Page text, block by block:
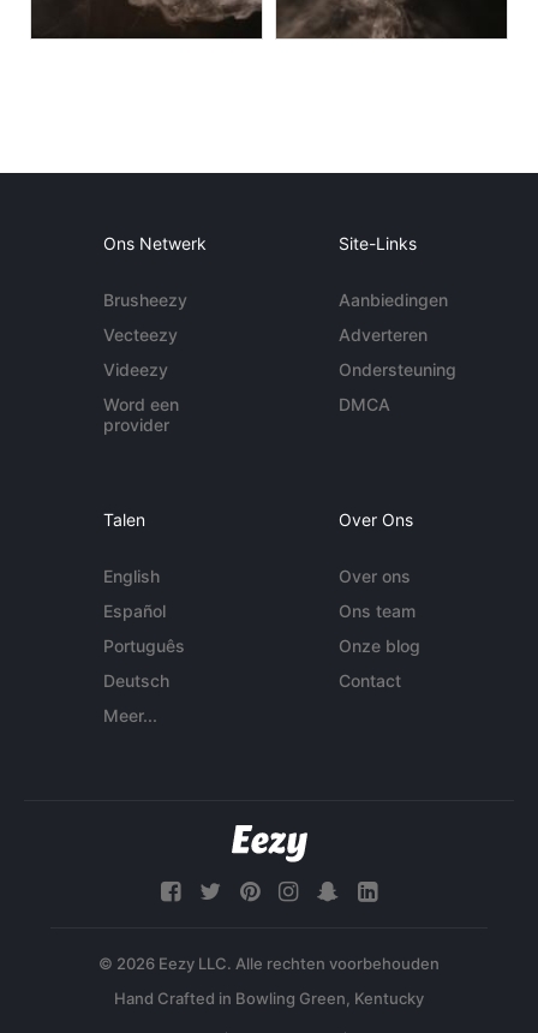
Ons Netwerk
Brusheezy
Vecteezy
Videezy
Word een
provider
Site-Links
Aanbiedingen
Adverteren
Ondersteuning
DMCA
Talen
English
Español
Português
Deutsch
Meer...
Over Ons
Over ons
Ons team
Onze blog
Contact
© 2026 Eezy LLC. Alle rechten voorbehouden